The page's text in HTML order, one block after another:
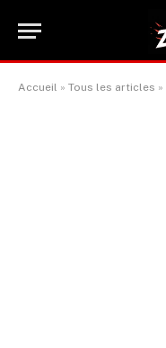
Accueil » Tous les articles »